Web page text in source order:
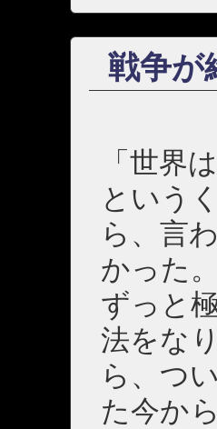
戦争が
「世界
という
ら、言
かった。
ずっと
法をな
ら、つ
た今か